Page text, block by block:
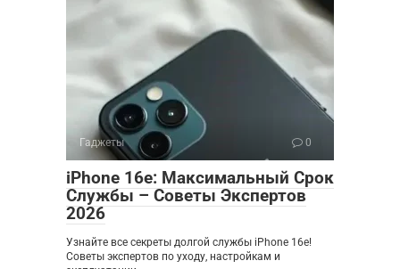
Гаджеты 0
iPhone 16e: Максимальный Срок
Службы – Советы Экспертов
2026
Узнайте все секреты долгой службы iPhone 16e!
Советы экспертов по уходу, настройкам и